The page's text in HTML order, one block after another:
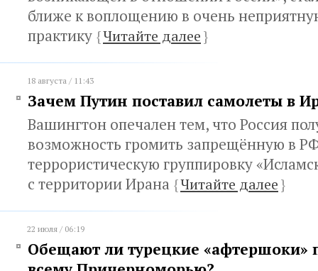
ближе к воплощению в очень
практику {Читайте далее}
18 августа / 11:43
Зачем Путин поставил самолеты в
Вашингтон опечален тем, что Россия
возможность громить запрещённую в
террористическую группировку
с территории Ирана {Читайте далее}
22 июля / 06:19
Обещают ли турецкие «афтершоки»